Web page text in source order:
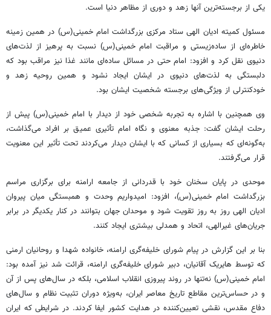
یکی از برجسته‌ترین آنها زهد و دوری از مظاهر دنیا است.
مسئول کمیته ادیان الهی ستاد مرکزی بزرگداشت امام خمینی(س) در همین زمینه
خاطره‌ای از ساده‌زیستی و مراقبت امام خمینی(س) نسبت به پرهیز از لذت‌های
دنیوی نقل کرد و افزود: امام حتی در مسائل ساده‌ای مانند غذا نیز مراقب بود که
دلبستگی به لذت‌های دنیوی در ایشان ایجاد نشود و همین روحیه زهد و
خودکنترلی از ویژگی‌های برجسته شخصیت ایشان بود.
وی همچنین با اشاره به تجربه شخصی خود از دیدار با امام خمینی(س) پیش از
رحلت ایشان گفت: جذبه معنوی و نگاه امام تأثیری عمیق بر افراد می‌گذاشت،
به‌گونه‌ای که بسیاری از کسانی که با ایشان دیدار می‌کردند تحت تأثیر این معنویت
قرار می‌گرفتند.
موحدی در پایان سخنان خود با قدردانی از جامعه ارامنه برای برگزاری مراسم
بزرگداشت امام خمینی(س)، افزود: امیدواریم وحدت و همبستگی میان پیروان
ادیان الهی روز به روز تقویت شود و موحدان جهان بتوانند در کنار یکدیگر در برابر
جریان‌های غیرالهی، اتحاد و همدلی بیشتری ایجاد کنند.
بنا بر این گزارش در پیام شورای خلیفه‌گری ارامنه، خانواده شهدا و روحانیان ارمنی
که توسط هایریک آقانیان، دبیر شورای خلیفه‌گری ارامنه، قرائت شد نیز آمده بود:
امام خمینی(س) نه‌تنها در روند پیروزی انقلاب اسلامی، بلکه در سال‌های پس از آن
و در حساس‌ترین مقاطع تاریخ معاصر ایران، به‌ویژه دوران تثبیت نظام و سال‌های
دفاع مقدس، نقشی تعیین‌کننده در هدایت کشور ایفا کردند. در شرایطی که ایران